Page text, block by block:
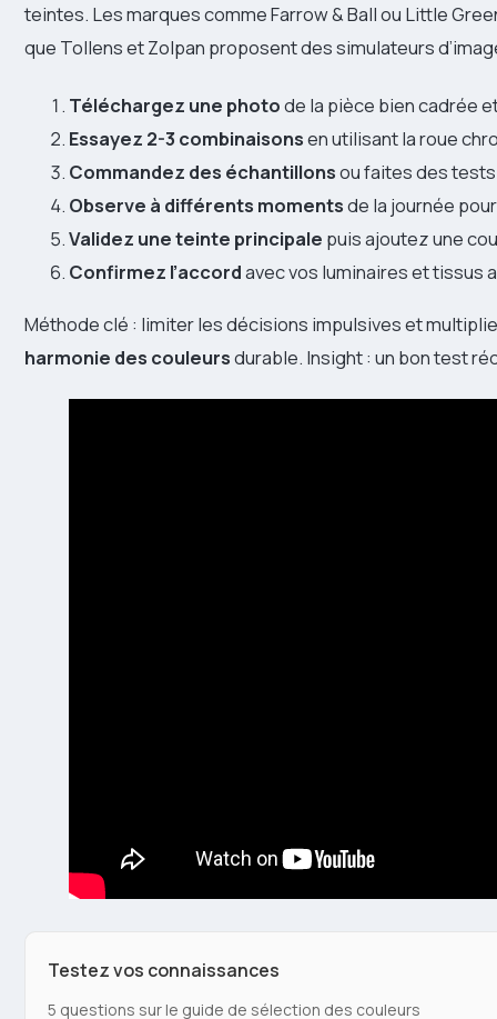
teintes. Les marques comme Farrow & Ball ou Little
que Tollens et Zolpan proposent des simulateurs
Téléchargez une photode la pièce bien cadrée
Essayez 2-3 combinaisonsen utilisant la roue
Commandez des échantillonsou faites des tests
Observe à différents momentsde la journée
Validez une teinte principale puis ajoutez une
Confirmez l’accordavec vos luminaires et tissus
Méthode clé : limiter les décisions impulsives et
harmonie des couleursdurable. Insight : un bon test
Testez vos connaissances
5 questions sur le guide de sélection des couleurs